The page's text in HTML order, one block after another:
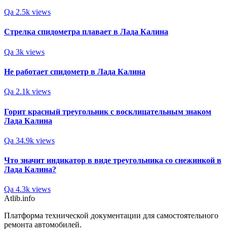
Qa 2.5k views
Стрелка спидометра плавает в Лада Калина
Qa 3k views
Не работает спидометр в Лада Калина
Qa 2.1k views
Горит красный треугольник с восклицательным знаком
Лада Калина
Qa 34.9k views
Что значит индикатор в виде треугольника со снежинкой в
Лада Калина?
Qa 4.3k views
Atlib.info
Платформа технической документации для самостоятельного
ремонта автомобилей.